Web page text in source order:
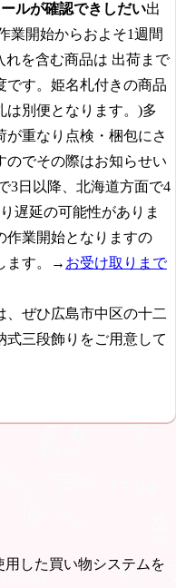
ルが確認できしだい出
業開始からおよそ1週間
を含む商品は 出荷まで
す。 姫名札付きの商品
は別便となります。)多
重なり点検・梱包にさ
のでその際はお知らせい
3日以降、北海道方面で4
遅延の可能性がありま
作業開始となりますの
ます。→ お受け取りまで
、ぜひ広島市中区の十二
式三段飾りをご用意して
用した買い物システムを